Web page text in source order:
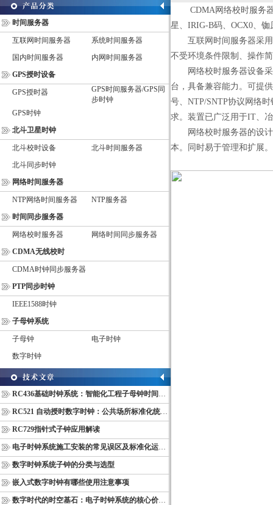
时间服务器
互联网时间服务器
系统时间服务器
国内时间服务器
内网时间服务器
GPS授时设备
GPS授时器
GPS时间服务器/GPS同
步时钟
GPS时钟
北斗卫星时钟
北斗校时设备
北斗时间服务器
北斗同步时钟
网络时间服务器
NTP网络时间服务器
NTP服务器
时间同步服务器
网络校时服务器
网络时间同步服务器
CDMA无线校时
CDMA时钟同步服务器
PTP同步时钟
IEEE1588时钟
子母钟系统
子母钟
电子时钟
数字时钟
RC436基础时钟系统：智能化工程子母钟时间同步配套设备
RC521 自动授时数字时钟：公共场所标准化统一计时终端
RC729指针式子钟应用解读
电子时钟系统施工安装的常见误区及标准化运维管理规范
数字时钟系统子钟的分类与选型
嵌入式数字时钟有哪些使用注意事项
数字时代的时空基石：电子时钟系统的核心价值与多维意义
CDMA网络校时服务器
星、IRIG-B码、OCX0、
互联网时间服务器采用
不受环境条件限制、操作
网络校时服务器设备采
台，具备兼容能力。可提
号、NTP/SNTP协议网络
求。装置已广泛用于IT、
网络校时服务器的设计
本。同时易于管理和扩展。